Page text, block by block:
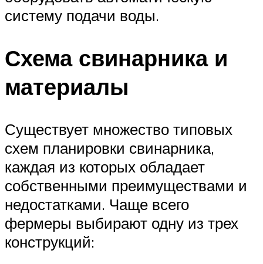
систему подачи воды.
Схема свинарника и
материалы
Существует множество типовых
схем планировки свинарника,
каждая из которых обладает
собственными преимуществами и
недостатками. Чаще всего
фермеры выбирают одну из трех
конструкций: